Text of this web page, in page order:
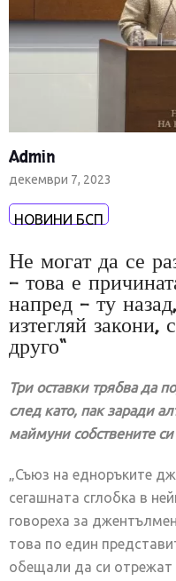
Admin
декември 7, 2023
НОВИНИ БСП
Не могат да се
– това е
напред – ту
изтегляй закони,
друго“
Три оставки трябва да
след като, пак заради
маймуни собствените си
„Съюз на едноръките
сегашната сглобка в
говореха за
това по един
обещали да си отрежат